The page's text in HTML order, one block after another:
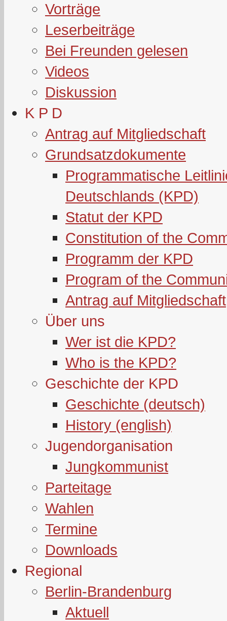
Vorträge
Leserbeiträge
Bei Freunden gelesen
Videos
Diskussion
K P D
Antrag auf Mitgliedschaft
Grundsatzdokumente
Programmatische
Deutschlands (KPD)
Statut der KPD
Constitution of the
Programm der KPD
Program of the
Antrag auf Mitgliedschaft
Über uns
Wer ist die KPD?
Who is the KPD?
Geschichte der KPD
Geschichte (deutsch)
History (english)
Jugendorganisation
Jungkommunist
Parteitage
Wahlen
Termine
Downloads
Regional
Berlin-Brandenburg
Aktuell